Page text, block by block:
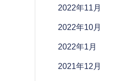
2022年11月
2022年10月
2022年1月
2021年12月